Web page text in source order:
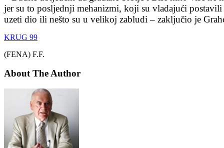
jer su to posljednji mehanizmi, koji su vladajući
uzeti dio ili nešto su u velikoj zabludi – zaključio je
KRUG 99
(FENA) F.F.
About The Author